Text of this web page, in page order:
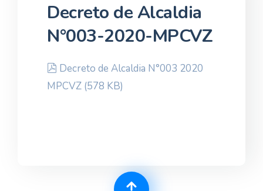
Decreto de Alcaldia
N°003-2020-MPCVZ
pdf
Decreto de Alcaldia N°003 2020
MPCVZ (578 KB)